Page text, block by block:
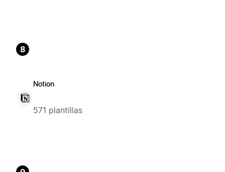
8
Notion
571 plantillas